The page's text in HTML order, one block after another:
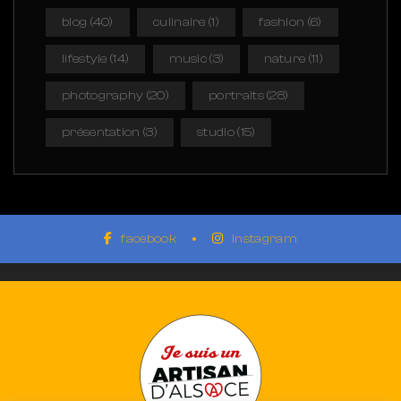
blog (40) culinaire (1) fashion (6)
lifestyle (14) music(3) nature (11)
photography (20) portraits(28)
présentation (3) studio(15)
facebook instagram